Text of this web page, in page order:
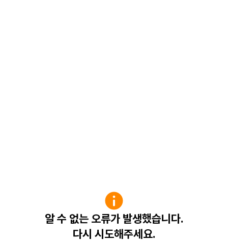
알 수 없는 오류가 발생했습니다.
다시 시도해주세요.